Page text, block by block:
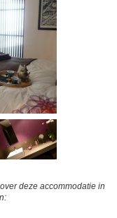
deze accommodatie in